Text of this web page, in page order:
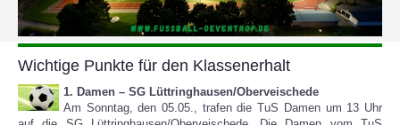
JUGEND
TRAINING
SPIELPLAN
Wichtige Punkte für den Klassenerhalt
1. Damen – SG Lüttringhausen/Oberveischede
Am Sonntag, den 05.05., trafen die TuS Damen um 13 Uhr